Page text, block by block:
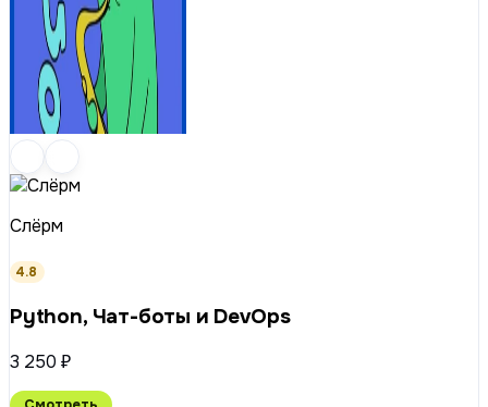
Слёрм
4.8
Python, Чат-боты и DevOps
3 250 ₽